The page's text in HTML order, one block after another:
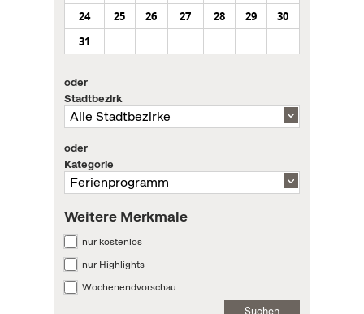
24
25 26 27 28 29
30
31
oder
Stadtbezirk
oder
Kategorie
Weitere Merkmale
nur kostenlos
nur Highlights
Wochenendvorschau